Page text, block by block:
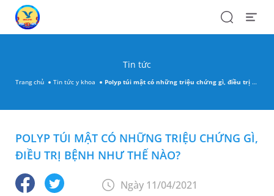
SearchOpen
Tin tức
Trang chủ Tin tức y khoa Polyp túi mật có những triệu chứng gì, điều trị bệnh như thế nào?
POLYP TÚI MẬT CÓ NHỮNG TRIỆU CHỨNG GÌ,
ĐIỀU TRỊ BỆNH NHƯ THẾ NÀO?
Ngày 11/04/2021